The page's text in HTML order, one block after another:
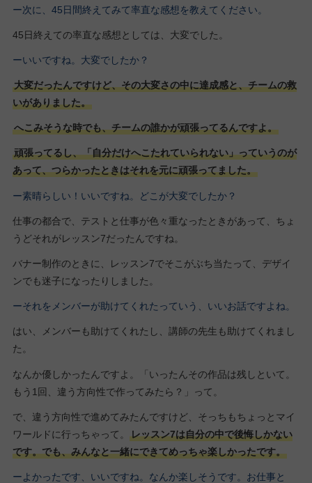
ー次に、45日間終えてみて率直な感想を教えてください。
45日終えての率直な感想としては、大変でした。
ーいいですね。大変でしたか？
大変だったんですけど、その大変さの中に達成感と、チームの救
いがありました。
へこみそうな時でも、チームの誰かが頑張ってるんですよ。
頑張ってるし、「自分だけへこたれていられない」っていうのが
あって、つらかったときはそれを元に頑張ってました。
ー素晴らしい！いいですね。どこが大変でしたか？
仕事の都合で、テストと仕事が色々重なったときがあって、ちょ
うどそれがレッスン7だったんですね。
バナー制作のときに、レッスン7でそこがぶち当たって、デザイ
ンでも迷子になったりしました。
ーそれをメンバーが助けてくれたっていう、いいお話ですよね。
はい、メンバーも助けてくれたし、講師の先生も助けてくれまし
た。
なんか優しかったんですよ。「いったんその作品は残しといて。
もう1回、違う方向性で作ってみたら？」って。
で、違う方向性で進めてみたんですけど、そっちもちょっとマイ
ワールドに行っちゃって。
レッスン7は自分の中で後悔しかない
です。でも、みんなと一緒にできてめっちゃ楽しかったです。
ーよかったです、いいですね。なんか楽しそうです。お仕事と